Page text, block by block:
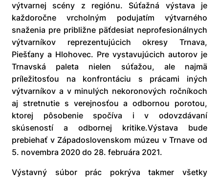
výtvarnej scény z regiónu. Súťažná výstava je
každoročne vrcholným podujatím výtvarného
snaženia pre približne päťdesiat neprofesionálnych
výtvarníkov reprezentujúcich okresy Trnava,
Piešťany a Hlohovec. Pre vystavujúcich autorov je
Trnavská paleta nielen súťažou, ale najmä
príležitosťou na konfrontáciu s prácami iných
výtvarníkov a v minulých nekoronových ročníkoch
aj stretnutie s verejnosťou a odbornou porotou,
ktorej pôsobenie spočíva i v odovzdávaní
skúseností a odbornej kritike.Výstava bude
prebiehať v Západoslovenskom múzeu v Trnave od
5. novembra 2020 do 28. februára 2021.
Výstavný súbor prác pokrýva takmer všetky